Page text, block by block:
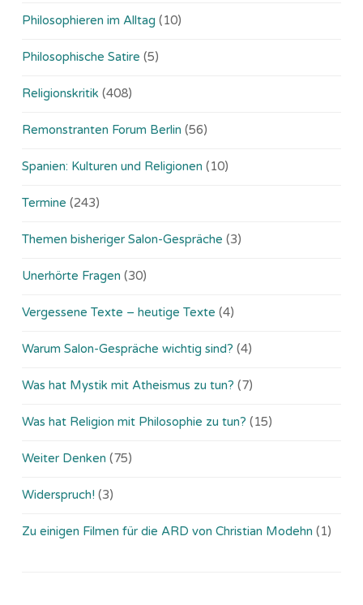
Philosophieren im Alltag (10)
Philosophische Satire (5)
Religionskritik (408)
Remonstranten Forum Berlin (56)
Spanien: Kulturen und Religionen (10)
Termine (243)
Themen bisheriger Salon-Gespräche (3)
Unerhörte Fragen (30)
Vergessene Texte – heutige Texte (4)
Warum Salon-Gespräche wichtig sind? (4)
Was hat Mystik mit Atheismus zu tun? (7)
Was hat Religion mit Philosophie zu tun? (15)
Weiter Denken (75)
Widerspruch! (3)
Zu einigen Filmen für die ARD von Christian Modehn (1)